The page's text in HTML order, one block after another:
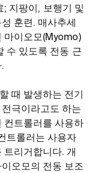
; 지팡이, 보행기 및
훈련. 매사추세
마이오모(Myomo)
수 있도록 전동 근
때 발생하는 전기
극이라고도 하는
컨트롤러를 사용하
트롤러는 사용자
리거합니다. 개
오모의 전동 보조